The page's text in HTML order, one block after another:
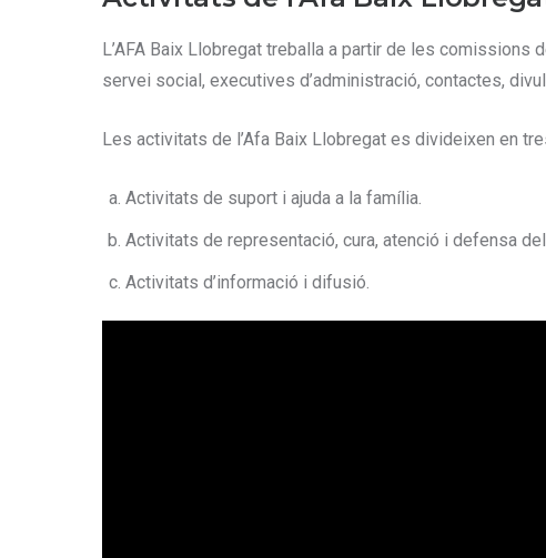
L’AFA Baix Llobregat treballa a partir de les
servei social, executives d’administració, contactes,
Les activitats de l’Afa Baix Llobregat es divideixen en
Activitats de suport i ajuda a la família.
Activitats de representació, cura, atenció i defensa
Activitats d’informació i difusió.